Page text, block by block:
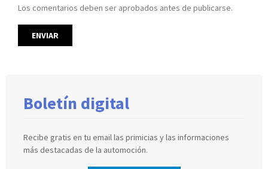
Los comentarios deben ser aprobados antes de publicarse.
Boletín digital
Recibe gratis en tu email las primicias y las informaciones
más destacadas de la automoción.